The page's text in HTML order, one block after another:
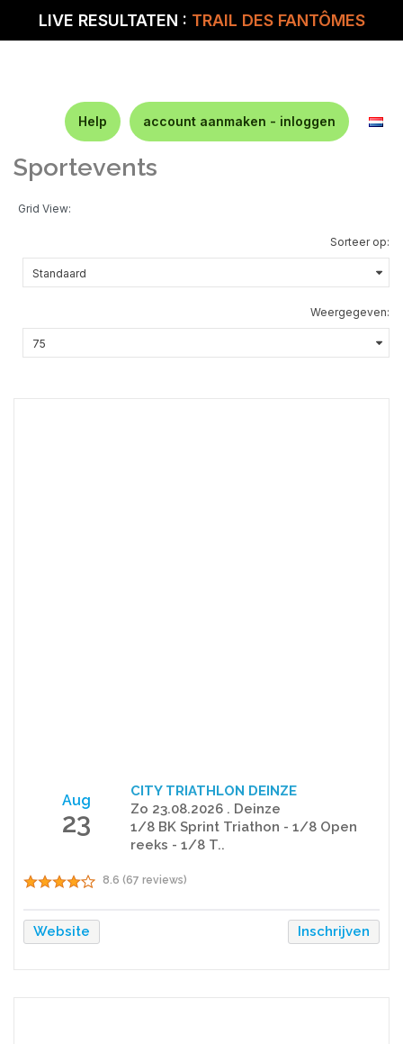
LIVE RESULTATEN : TRAIL DES FANTÔMES
Help account aanmaken - inloggen
Sportevents
Grid View:
Sorteer op:
Weergegeven:
Aug
23
CITY TRIATHLON DEINZE
Zo 23.08.2026 . Deinze
1/8 BK Sprint Triathon - 1/8 Open
reeks - 1/8 T..
8.6 (67 reviews)
Website Inschrijven